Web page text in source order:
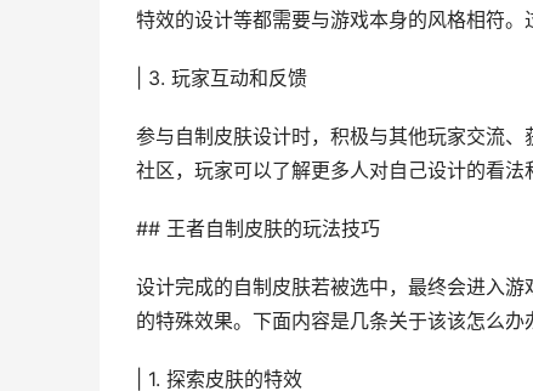
特效的设计等都需要与游戏本身的风格相符。
| 3. 玩家互动和反馈
参与自制皮肤设计时，积极与其他玩家交流
社区，玩家可以了解更多人对自己设计的看法
## 王者自制皮肤的玩法技巧
设计完成的自制皮肤若被选中，最终会进入
的特殊效果。下面内容是几条关于该该怎么办
| 1. 探索皮肤的特效